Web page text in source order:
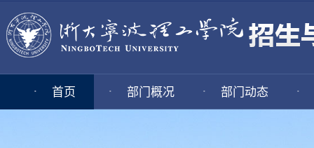
· 首页 · 部门概况 · 部门动态 ·